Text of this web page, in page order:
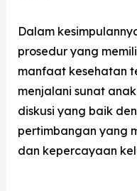
Dalam
prosedur yang
manfaat kesehatan
menjalani sunat
diskusi yang baik
pertimbangan yang
dan kepercayaan